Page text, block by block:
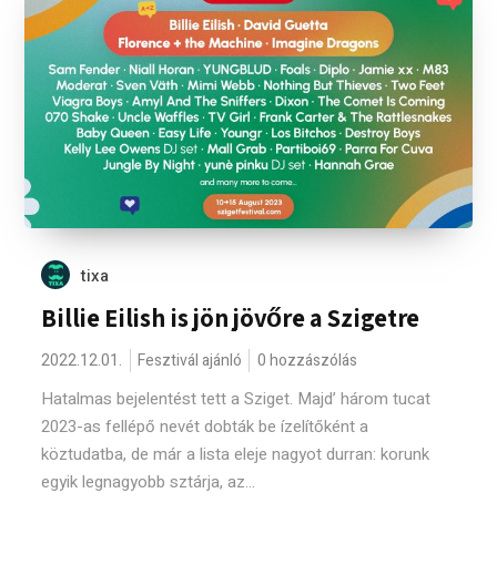
tixa
Billie Eilish is jön jövőre a Szigetre
2022.12.01. Fesztivál ajánló 0 hozzászólás
Hatalmas bejelentést tett a Sziget. Majd’ három tucat
2023-as fellépő nevét dobták be ízelítőként a
köztudatba, de már a lista eleje nagyot durran: korunk
egyik legnagyobb sztárja, az...